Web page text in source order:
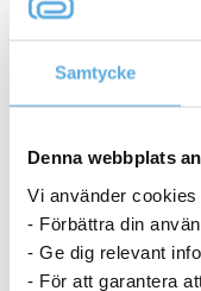
Samtycke
Denna webbplats
Vi använder cookies
- Förbättra din
- Ge dig relevant
- För att garantera